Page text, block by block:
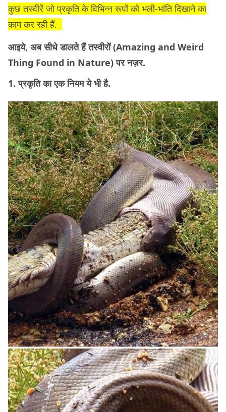
कुछ तस्वीरें जो प्रकृति के विभिन्न रूपों को भली-भांति दिखाने का
काम कर रही हैं.
आइये, अब सीधे डालते हैं तस्वीरों (Amazing and Weird
Thing Found in Nature) पर नज़र.
1. प्रकृति का एक नियम ये भी है.